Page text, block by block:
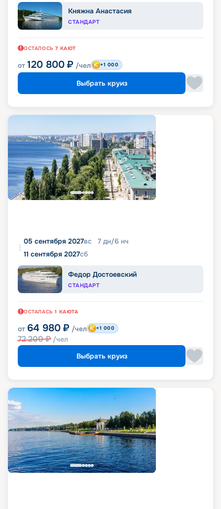
Княжна Анастасия
СТАНДАРТ
ОСТАЛОСЬ 7 КАЮТ
от 120 800 ₽ /чел +1 000
Выбрать круиз
05 сентября 2027вс 7 дн/6 нч
11 сентября 2027сб
Федор Достоевский
СТАНДАРТ
ОСТАЛАСЬ 1 КАЮТА
от 64 980 ₽ /чел
72 200₽ /чел
+1 000
Выбрать круиз